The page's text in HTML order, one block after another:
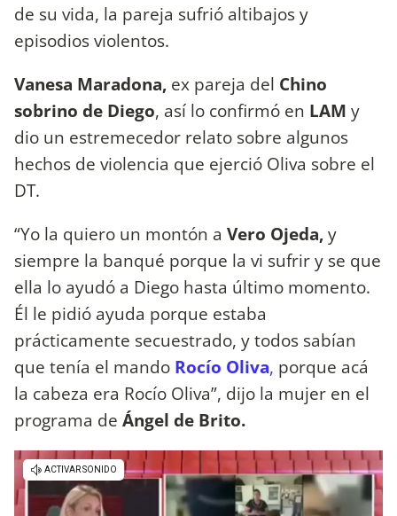
de su vida, la pareja sufrió altibajos y
episodios violentos.
Vanesa Maradona, ex pareja del Chino
sobrino de Diego, así lo confirmó en LAM y
dio un estremecedor relato sobre algunos
hechos de violencia que ejerció Oliva sobre el
DT.
“Yo la quiero un montón a Vero Ojeda,y
siempre la banqué porque la vi sufrir y se que
ella lo ayudó a Diego hasta último momento.
Él le pidió ayuda porque estaba
prácticamente secuestrado, y todos sabían
que tenía el mando Rocío Oliva, porque acá
la cabeza era Rocío Oliva”, dijo la mujer en el
programa de Ángel de Brito.